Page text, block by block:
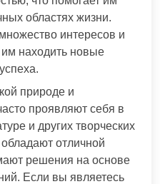
областях жизни.
интересов и
им находить новые
природе и
проявляют себя в
и других творческих
отличной
решения на основе
Если вы являетесь